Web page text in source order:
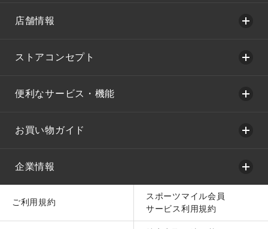
店舗情報
ストアコンセプト
便利なサービス・機能
お買い物ガイド
企業情報
ご利用規約
スポーツマイル会員
サービス利用規約